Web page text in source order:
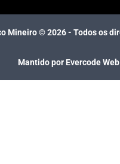
Mineiro ©2026- Todos os
Mantido por Evercode Web